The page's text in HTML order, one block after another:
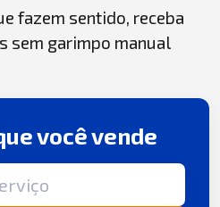
fazem sentido, receba
sem garimpo manual
você vende